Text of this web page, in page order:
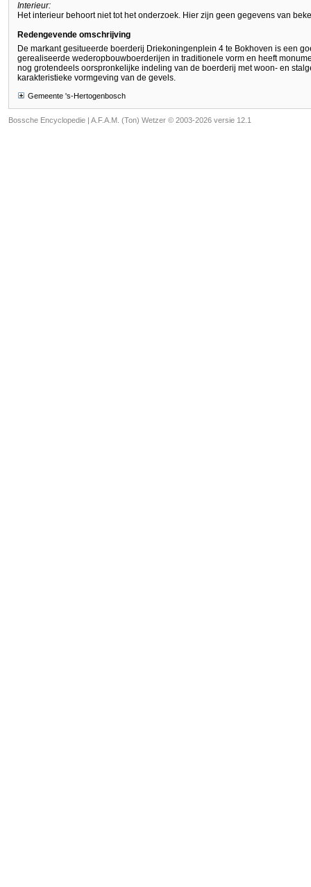
Interieur:
Het interieur behoort niet tot het onderzoek. Hier zijn geen gegevens van
Redengevende omschrijving
De markant gesitueerde boerderij Driekoningenplein 4 te Bokhoven is een
gerealiseerde wederopbouwboerderijen in traditionele vorm en heeft
nog grotendeels oorspronkelijke indeling van de boerderij met woon- en
karakteristieke vormgeving van de gevels.
Gemeente 's-Hertogenbosch
Bossche Encyclopedie | A.F.A.M. (Ton) Wetzer © 2003-2026 versie 12.1